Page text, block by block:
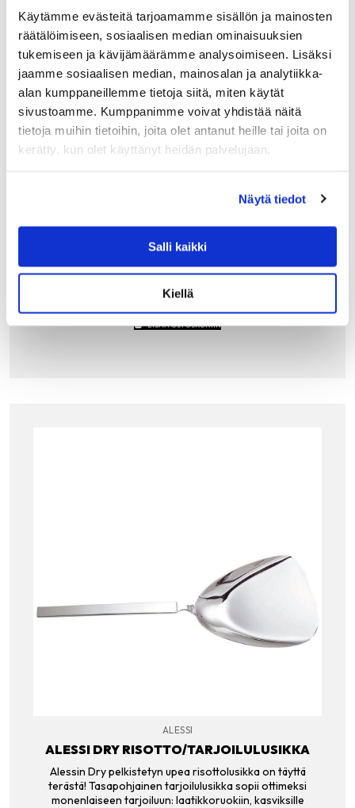
Käytämme evästeitä tarjoamamme sisällön ja mainosten
räätälöimiseen, sosiaalisen median ominaisuuksien
tukemiseen ja kävijämäärämme analysoimiseen. Lisäksi
jaamme sosiaalisen median, mainosalan ja analytiikka-
alan kumppaneillemme tietoja siitä, miten käytät
sivustoamme. Kumppanimme voivat yhdistää näitä
tietoja muihin tietoihin, joita olet antanut heille tai joita on
kerätty, kun olet käyttänyt heidän palvelujaan.
Näytä tiedot
Salli kaikki
Kiellä
ALESSI GNAM LEIPÄLAATIKKO, MUSTA
Alessin musta Gnam leipälaatikko pitää leivät ja
leivonnaiset tuoreina tyylillä. Se on varustettu kätevällä
luukulla, joka avatessa työntyy leipälaatikon sisään.
Muotoilu ja materiaali tekevät putsaamisesta…
70.00
LISÄÄ OSTOSKORIIN
ALESSI
ALESSI DRY RISOTTO/TARJOILULUSIKKA
Alessin Dry pelkistetyn upea risottolusikka on täyttä
terästä! Tasapohjainen tarjoilulusikka sopii ottimeksi
monenlaiseen tarjoiluun: laatikkoruokiin, kasviksille